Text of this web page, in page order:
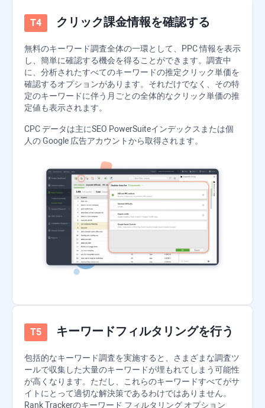
クリック課金情報を確認する
無料のキーワード調査全体の一環として、PPC 情報を表示
し、簡単に確認する機会を得ることができます。調査中
に、分析されたすべてのキーワードの推定クリック単価を
確認するオプションがあります。それだけでなく、その特
定のキーワードに伴う月ごとの全体的なクリック単価の推
定値も表示されます。
CPC データは主にSEO PowerSuiteインデックスまたは個
人の Google 広告アカウントから取得されます。
キーワードフィルタリングを行う
包括的なキーワード調査を実施すると、さまざまな調査ツ
ールで収集した大量のキーワードが埋もれてしまう可能性
が高くなります。ただし、これらのキーワードすべてがサ
イトにとって適切な解決策であるわけではありません。
Rank Trackerのキーワード フィルタリング オプション